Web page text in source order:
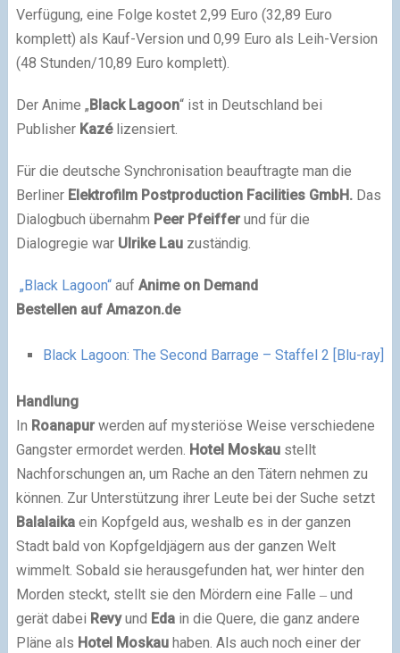
Verfügung, eine Folge kostet 2,99 Euro (32,89 Euro
komplett) als Kauf-Version und 0,99 Euro als Leih-Version
(48 Stunden/10,89 Euro komplett).
Der Anime „Black Lagoon“ ist in Deutschland bei
Publisher Kazélizensiert.
Für die deutsche Synchronisation beauftragte man die
Berliner Elektrofilm Postproduction Facilities GmbH. Das
Dialogbuch übernahm Peer Pfeifferund für die
Dialogregie warUlrike Lauzuständig.
„Black Lagoon“auf Anime on Demand
Bestellen auf Amazon.de
Black Lagoon: The Second Barrage – Staffel 2 [Blu-ray]
Handlung
In Roanapurwerden auf mysteriöse Weise verschiedene
Gangster ermordet werden. Hotel Moskaustellt
Nachforschungen an, um Rache an den Tätern nehmen zu
können. Zur Unterstützung ihrer Leute bei der Suche setzt
Balalaikaein Kopfgeld aus, weshalb es in der ganzen
Stadt bald von Kopfgeldjägern aus der ganzen Welt
wimmelt. Sobald sie herausgefunden hat, wer hinter den
Morden steckt, stellt sie den Mördern eine Falle ‒ und
gerät dabei Revyund Edain die Quere, die ganz andere
Pläne als Hotel Moskauhaben. Als auch noch einer der